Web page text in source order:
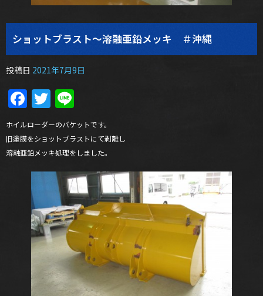
ショットブラスト～溶融亜鉛メッキ ＃沖縄
投稿日 2021年7月9日
Facebook
Twitter
ホイルローダーのバケットです。
旧塗膜をショットブラストにて剥離し
溶融亜鉛メッキ処理をしました。